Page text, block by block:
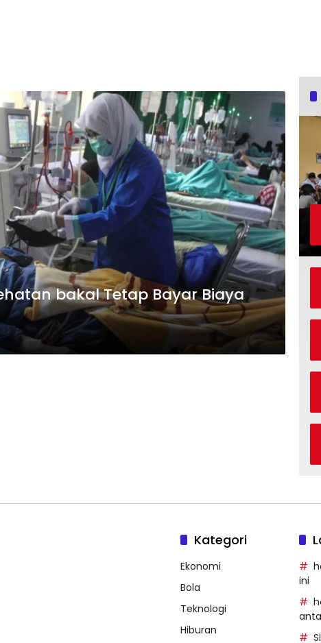
bakal Tetap Bayar Biaya
Kategori
Ekonomi
Bola
Teknologi
Hiburan
ini